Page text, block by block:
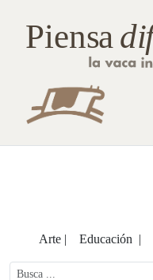
Arte | Educación |